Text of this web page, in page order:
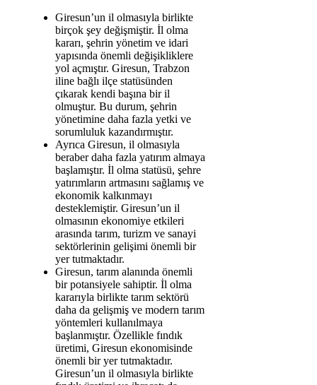
Giresun’un il olmasıyla birlikte
birçok şey değişmiştir. İl olma
kararı, şehrin yönetim ve idari
yapısında önemli değişikliklere
yol açmıştır. Giresun, Trabzon
iline bağlı ilçe statüsünden
çıkarak kendi başına bir il
olmuştur. Bu durum, şehrin
yönetimine daha fazla yetki ve
sorumluluk kazandırmıştır.
Ayrıca Giresun, il olmasıyla
beraber daha fazla yatırım almaya
başlamıştır. İl olma statüsü, şehre
yatırımların artmasını sağlamış ve
ekonomik kalkınmayı
desteklemiştir. Giresun’un il
olmasının ekonomiye etkileri
arasında tarım, turizm ve sanayi
sektörlerinin gelişimi önemli bir
yer tutmaktadır.
Giresun, tarım alanında önemli
bir potansiyele sahiptir. İl olma
kararıyla birlikte tarım sektörü
daha da gelişmiş ve modern tarım
yöntemleri kullanılmaya
başlanmıştır. Özellikle fındık
üretimi, Giresun ekonomisinde
önemli bir yer tutmaktadır.
Giresun’un il olmasıyla birlikte